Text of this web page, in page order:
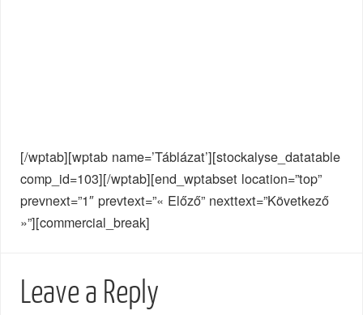
[/wptab][wptab name=’Táblázat’][stockalyse_datatable
comp_id=103][/wptab][end_wptabset location=”top”
prevnext=”1″ prevtext=”« Előző” nexttext=”Következő
»”][commercial_break]
Leave a Reply